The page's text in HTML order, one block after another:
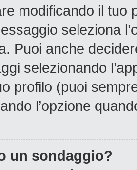
modificando il tuo
seleziona
Puoi anche
selezionando
profilo (puoi
l’opzione
un sondaggio?